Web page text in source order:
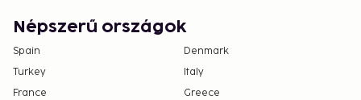
Népszerű országok
Spain
Denmark
Turkey
Italy
France
Greece